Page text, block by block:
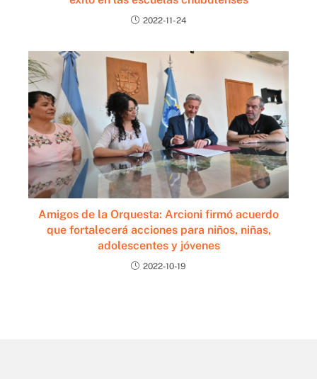
2022-11-24
Amigos de la Orquesta: Arcioni firmó acuerdo
que fortalecerá acciones para niños, niñas,
adolescentes y jóvenes
2022-10-19